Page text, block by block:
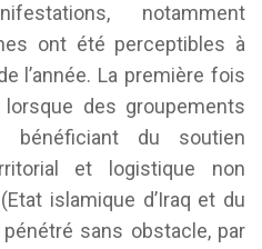
notamment
ont été perceptibles à
l’année. La première fois
des groupements
bénéficiant du soutien
et logistique non
islamique d’Iraq et du
sans obstacle, par